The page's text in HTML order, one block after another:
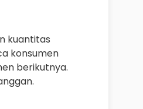
kuantitas
konsumen
berikutnya.